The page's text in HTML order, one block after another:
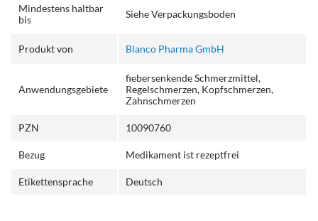
Mindestens haltbar
bis
Siehe Verpackungsboden
Produkt von Blanco Pharma GmbH
Anwendungsgebiete
fiebersenkende Schmerzmittel,
Regelschmerzen, Kopfschmerzen,
Zahnschmerzen
PZN 10090760
Bezug Medikament ist rezeptfrei
Etikettensprache Deutsch